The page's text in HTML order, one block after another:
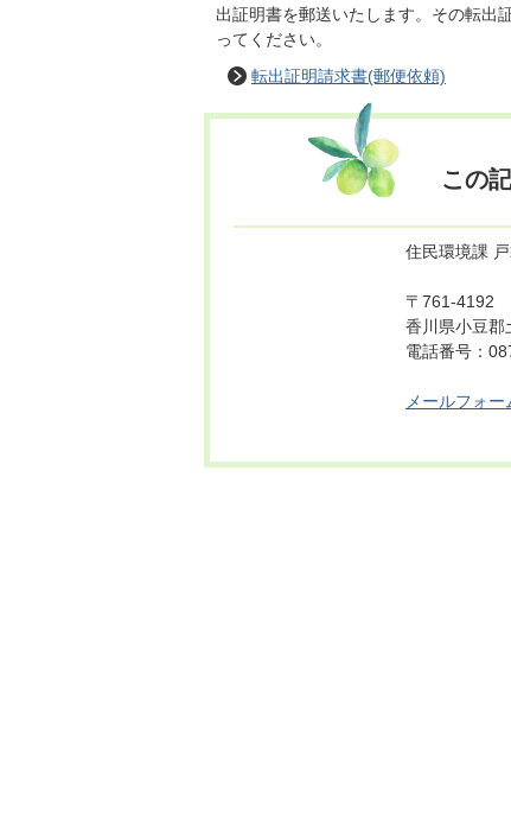
出証明書を郵送いたします。その転出
ってください。
転出証明請求書(郵便依頼)
この
住民環境課
〒761-4192
香川県小豆郡
電話番号：
メールフォ